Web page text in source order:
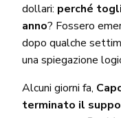
dollari: perché
anno? Fossero
dopo qualche
una spiegazione
Alcuni giorni fa,
terminato il